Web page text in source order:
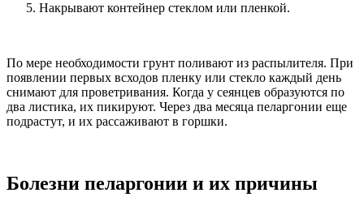
Накрывают контейнер стеклом или пленкой.
По мере необходимости грунт поливают из распылителя. При
появлении первых всходов пленку или стекло каждый день
снимают для проветривания. Когда у сеянцев образуются по
два листика, их пикируют. Через два месяца пеларгонии еще
подрастут, и их рассаживают в горшки.
Болезни пеларгонии и их причины